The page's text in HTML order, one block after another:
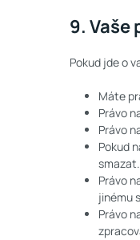
9. Vaše
Pokud jde o
Máte
Právo
Právo
Pokud
smazat.
Právo
jinému
Právo